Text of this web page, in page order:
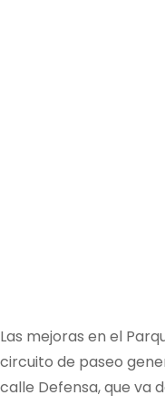
Las mejoras en el
circuito de paseo
calle Defensa, que va